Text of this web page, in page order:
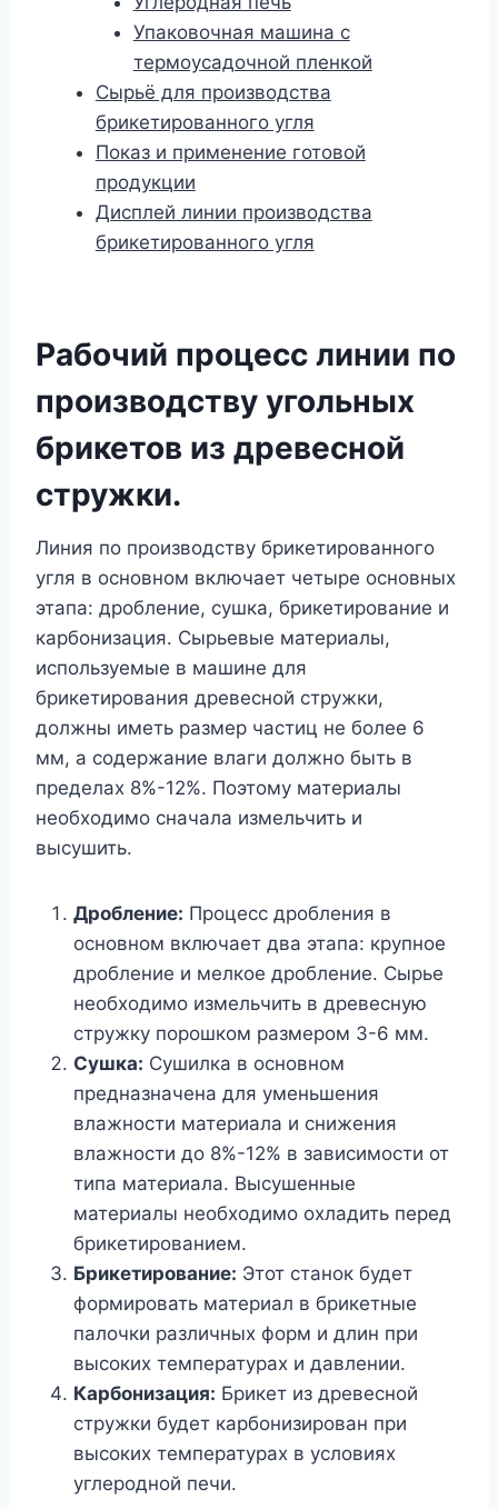
Упаковочная машина с
термоусадочной пленкой
Сырьё для производства
брикетированного угля
Показ и применение готовой
продукции
Дисплей линии производства
брикетированного угля
Рабочий процесс линии по
производству угольных
брикетов из древесной
стружки.
Линия по производству брикетированного
угля в основном включает четыре основных
этапа: дробление, сушка, брикетирование и
карбонизация. Сырьевые материалы,
используемые в машине для
брикетирования древесной стружки,
должны иметь размер частиц не более 6
мм, а содержание влаги должно быть в
пределах 8%-12%. Поэтому материалы
необходимо сначала измельчить и
высушить.
Дробление: Процесс дробления в
основном включает два этапа: крупное
дробление и мелкое дробление. Сырье
необходимо измельчить в древесную
стружку порошком размером 3-6 мм.
Сушка: Сушилка в основном
предназначена для уменьшения
влажности материала и снижения
влажности до 8%-12% в зависимости от
типа материала. Высушенные
материалы необходимо охладить перед
брикетированием.
Брикетирование: Этот станок будет
формировать материал в брикетные
палочки различных форм и длин при
высоких температурах и давлении.
Карбонизация: Брикет из древесной
стружки будет карбонизирован при
высоких температурах в условиях
углеродной печи.